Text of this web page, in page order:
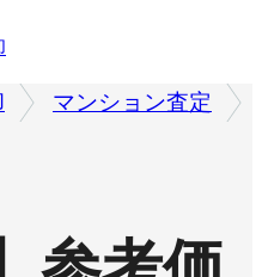
マンション査定